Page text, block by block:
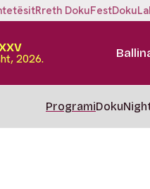
Rreth DokuFest
2026.
Programi